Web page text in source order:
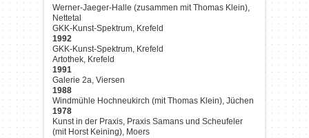
Werner-Jaeger-Halle (zusammen mit Thomas Klein),
Nettetal
GKK-Kunst-Spektrum, Krefeld
1992
GKK-Kunst-Spektrum, Krefeld
Artothek, Krefeld
1991
Galerie 2a, Viersen
1988
Windmühle Hochneukirch (mit Thomas Klein), Jüchen
1978
Kunst in der Praxis, Praxis Samans und Scheufeler
(mit Horst Keining), Moers